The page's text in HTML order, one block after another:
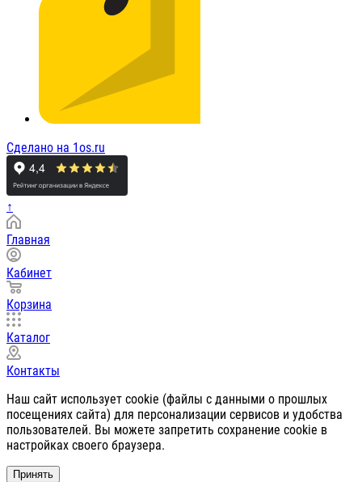
Сделано на 1os.ru
↑
Главная
Кабинет
Корзина
Каталог
Контакты
Наш сайт использует cookie (файлы с данными о прошлых
посещениях сайта) для персонализации сервисов и удобства
пользователей. Вы можете запретить сохранение cookie в
настройках своего браузера.
Принять